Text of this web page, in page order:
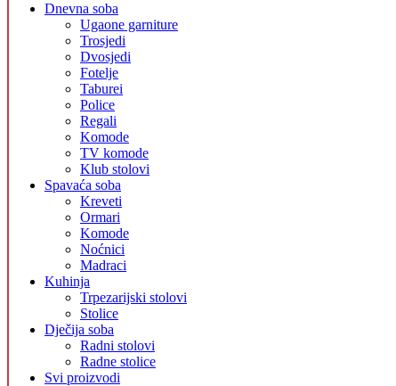
Dnevna soba
Ugaone garniture
Trosjedi
Dvosjedi
Fotelje
Taburei
Police
Regali
Komode
TV komode
Klub stolovi
Spavaća soba
Kreveti
Ormari
Komode
Noćnici
Madraci
Kuhinja
Trpezarijski stolovi
Stolice
Dječija soba
Radni stolovi
Radne stolice
Svi proizvodi